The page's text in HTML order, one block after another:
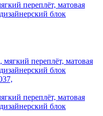
переплёт, матовая
блок
переплёт, матовая
блок